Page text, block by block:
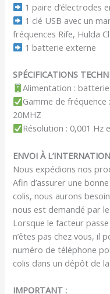
1 paire d’électrodes
1 clé USB avec un
fréquences Rife, Hulda
1 batterie externe
SPÉCIFICATIONS
Alimentation :
Gamme de
20MHZ
Résolution : 0,001 Hz
ENVOI À
Nous expédions nos
Afin d’assurer une
colis, nous aurons
nous est demandé par
Lorsque le facteur
n’êtes pas chez vous, il
numéro de téléphone
colis dans un dépôt de
IMPORTANT :